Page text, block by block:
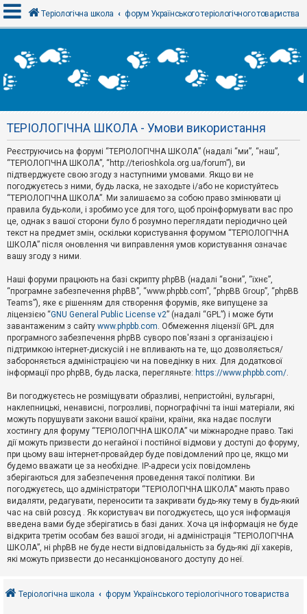
х
і
Р
є
с
т
р
а
ц
я
Т
м
и
б
е
з
в
і
д
п
о
в
д
й
А
к
т
и
в
н
т
е
м
и
о
Теріологічна школа форум Українського теріологічного товариства
ТЕРІОЛОГІЧНА ШКОЛА - Умови використання
Реєструючись на форумі “ТЕРІОЛОГІЧНА ШКОЛА” (надалі “ми”, “наш”,
“ТЕРІОЛОГІЧНА ШКОЛА”, “http://terioshkola.org.ua/forum”), ви
підтверджуєте свою згоду з наступними умовами. Якщо ви не
погоджуєтесь з ними, будь ласка, не заходьте і/або не користуйтесь
“ТЕРІОЛОГІЧНА ШКОЛА”. Ми залишаємо за собою право змінювати ці
правила будь-коли, і зробимо усе для того, щоб проінформувати вас про
це, однак з вашої сторони було б розумно переглядати періодично цей
текст на предмет змін, оскільки користування форумом “ТЕРІОЛОГІЧНА
ШКОЛА” після оновлення чи виправлення умов користування означає
вашу згоду з ними.
Наші форуми працюють на базі скрипту phpBB (надалі “вони”, “їхнє”,
“програмне забезпечення phpBB”, “www.phpbb.com”, “phpBB Group”, “phpBB
Teams”), яке є рішенням для створення форумів, яке випущене за
ліцензією “GNU General Public License v2” (надалі “GPL”) і може бути
завантаженим з сайту www.phpbb.com. Обмеження ліцензії GPL для
програмного забезпечення phpBB суворо пов'язані з організацією і
підтримкою інтернет-дискусій і не впливають на те, що дозволяється/
забороняється адміністрацією чи на поведінку в них. Для додаткової
інформації про phpBB, будь ласка, перегляньте: https://www.phpbb.com/.
Ви погоджуєтесь не розміщувати образливі, непристойні, вульгарні,
наклепницькі, ненависні, погрозливі, порнографічні та інші матеріали, які
можуть порушувати закони вашої країни, країни, яка надає послуги
хостингу для форуму “ТЕРІОЛОГІЧНА ШКОЛА” чи міжнародне право. Такі
дії можуть призвести до негайної і постійної відмови у доступі до форуму,
при цьому ваш інтернет-провайдер буде повідомлений про це, якщо ми
будемо вважати це за необхідне. IP-адреси усіх повідомлень
зберігаються для забезпечення проведення такої політики. Ви
погоджуєтесь, що адміністратори “ТЕРІОЛОГІЧНА ШКОЛА” мають право
видаляти, редагувати, переносити та закривати будь-яку тему в будь-який
час на свій розсуд . Як користувач ви погоджуєтесь, що уся інформація
введена вами буде зберігатись в базі даних. Хоча ця інформація не буде
відкрита третім особам без вашої згоди, ні адміністрація “ТЕРІОЛОГІЧНА
ШКОЛА”, ні phpBB не буде нести відповідальність за будь-які дії хакерів,
які можуть призвести до несанкціонованого доступу до неї.
Теріологічна школа форум Українського теріологічного товариства